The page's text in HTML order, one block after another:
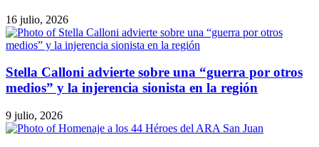
16 julio, 2026
Stella Calloni advierte sobre una “guerra por otros
medios” y la injerencia sionista en la región
9 julio, 2026